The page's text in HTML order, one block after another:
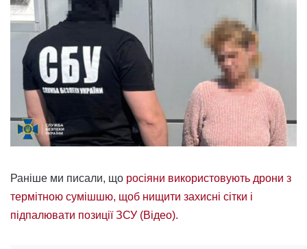
Раніше ми писали, що росіяни використовують дрони з
термітною сумішшю, щоб нищити захисні сітки і
підпалювати позиції ЗСУ (Відео).